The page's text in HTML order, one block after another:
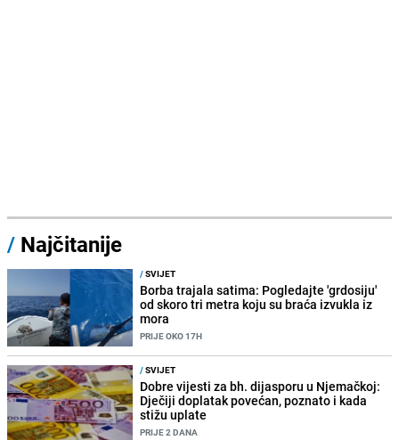
/ Najčitanije
/SVIJET
Borba trajala satima: Pogledajte 'grdosiju'
od skoro tri metra koju su braća izvukla iz
mora
PRIJE OKO 17H
/SVIJET
Dobre vijesti za bh. dijasporu u Njemačkoj:
Dječiji doplatak povećan, poznato i kada
stižu uplate
PRIJE 2 DANA